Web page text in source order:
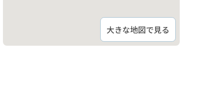
大きな地図で見る